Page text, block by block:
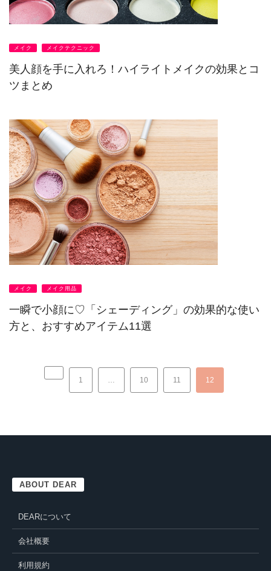
メイク メイクテクニック
美人顔を手に入れろ！ハイライトメイクの効果とコ
ツまとめ
メイク メイク用品
一瞬で小顔に♡「シェーディング」の効果的な使い
方と、おすすめアイテム11選
1 … 10 11 12
ABOUT DEAR
DEARについて
会社概要
利用規約